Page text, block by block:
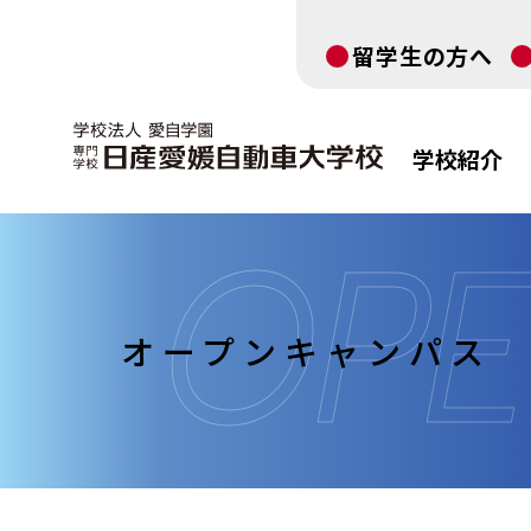
留学生の方へ
学校紹介
オープンキャンパス